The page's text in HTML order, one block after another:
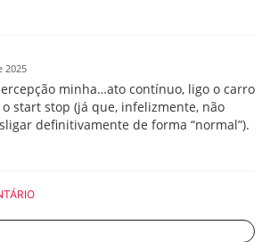
2025
minha…ato contínuo, ligo o carro
start stop (já que, infelizmente, não
definitivamente de forma “normal”).